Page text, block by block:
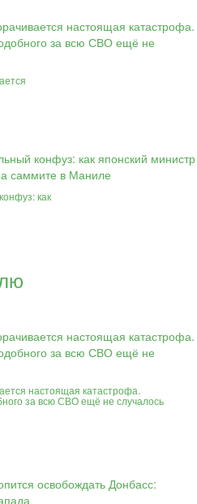
как
настоящая катастрофа.
за всю СВО ещё не случалось